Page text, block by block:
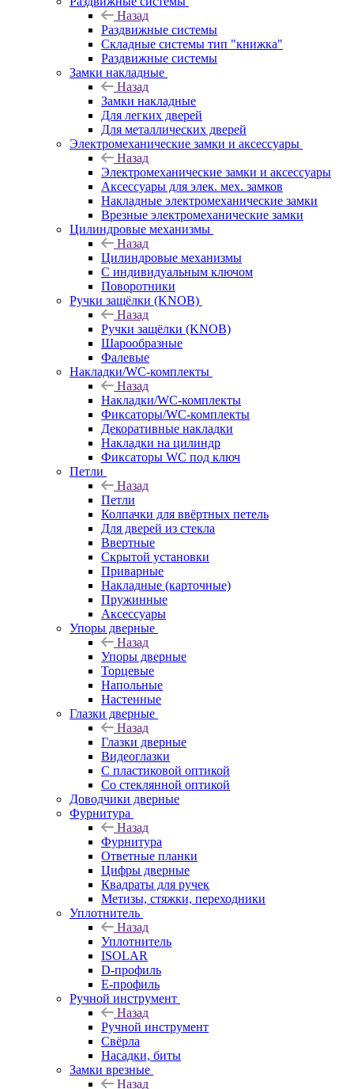
Назад
Раздвижные системы
Складные системы тип "книжка"
Раздвижные системы
Замки накладные
Назад
Замки накладные
Для легких дверей
Для металлических дверей
Электромеханические замки и аксессуары
Назад
Электромеханические замки и аксессуары
Аксессуары для элек. мех. замков
Накладные электромеханические замки
Врезные электромеханические замки
Цилиндровые механизмы
Назад
Цилиндровые механизмы
С индивидуальным ключом
Поворотники
Ручки защёлки (KNOB)
Назад
Ручки защёлки (KNOB)
Шарообразные
Фалевые
Накладки/WC-комплекты
Назад
Накладки/WC-комплекты
Фиксаторы/WC-комплекты
Декоративные накладки
Накладки на цилиндр
Фиксаторы WC под ключ
Петли
Назад
Петли
Колпачки для ввёртных петель
Для дверей из стекла
Ввертные
Скрытой установки
Приварные
Накладные (карточные)
Пружинные
Аксессуары
Упоры дверные
Назад
Упоры дверные
Торцевые
Напольные
Настенные
Глазки дверные
Назад
Глазки дверные
Видеоглазки
С пластиковой оптикой
Со стеклянной оптикой
Доводчики дверные
Фурнитура
Назад
Фурнитура
Ответные планки
Цифры дверные
Квадраты для ручек
Метизы, стяжки, переходники
Уплотнитель
Назад
Уплотнитель
ISOLAR
D-профиль
Е-профиль
Ручной инструмент
Назад
Ручной инструмент
Свёрла
Насадки, биты
Замки врезные
Назад